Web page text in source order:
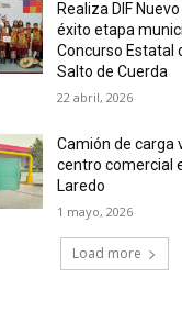
Realiza DIF
éxito etapa
Concurso Estatal
Salto de Cuerda
22 abril, 2026
Camión de carga
centro comercial
Laredo
1 mayo, 2026
Load more